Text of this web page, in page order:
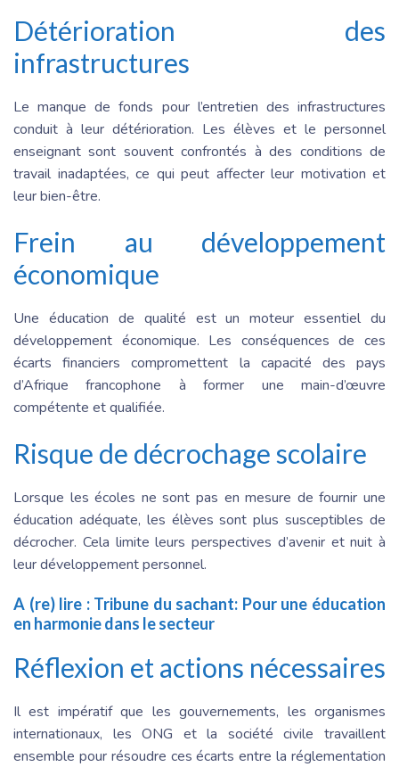
Détérioration des
infrastructures
Le manque de fonds pour l’entretien des infrastructures
conduit à leur détérioration. Les élèves et le personnel
enseignant sont souvent confrontés à des conditions de
travail inadaptées, ce qui peut affecter leur motivation et
leur bien-être.
Frein au développement
économique
Une éducation de qualité est un moteur essentiel du
développement économique. Les conséquences de ces
écarts financiers compromettent la capacité des pays
d’Afrique francophone à former une main-d’œuvre
compétente et qualifiée.
Risque de décrochage scolaire
Lorsque les écoles ne sont pas en mesure de fournir une
éducation adéquate, les élèves sont plus susceptibles de
décrocher. Cela limite leurs perspectives d’avenir et nuit à
leur développement personnel.
A (re) lire : Tribune du sachant: Pour une éducation
en harmonie dans le secteur
Réflexion et actions nécessaires
Il est impératif que les gouvernements, les organismes
internationaux, les ONG et la société civile travaillent
ensemble pour résoudre ces écarts entre la réglementation